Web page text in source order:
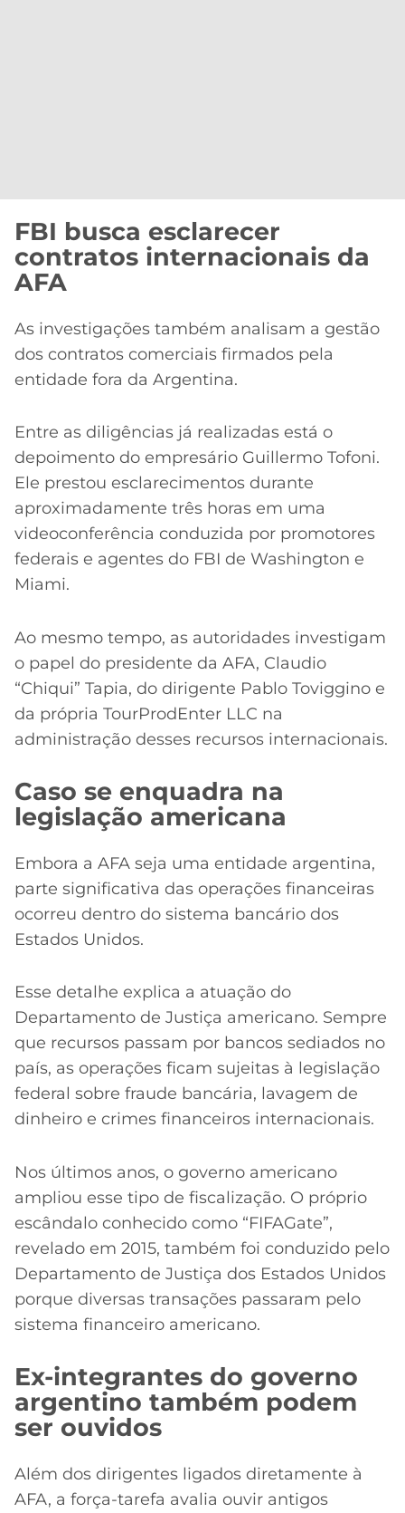
FBI busca esclarecer
contratos internacionais da
AFA
As investigações também analisam a gestão
dos contratos comerciais firmados pela
entidade fora da Argentina.
Entre as diligências já realizadas está o
depoimento do empresário Guillermo Tofoni.
Ele prestou esclarecimentos durante
aproximadamente três horas em uma
videoconferência conduzida por promotores
federais e agentes do FBI de Washington e
Miami.
Ao mesmo tempo, as autoridades investigam
o papel do presidente da AFA, Claudio
“Chiqui” Tapia, do dirigente Pablo Toviggino e
da própria TourProdEnter LLC na
administração desses recursos internacionais.
Caso se enquadra na
legislação americana
Embora a AFA seja uma entidade argentina,
parte significativa das operações financeiras
ocorreu dentro do sistema bancário dos
Estados Unidos.
Esse detalhe explica a atuação do
Departamento de Justiça americano. Sempre
que recursos passam por bancos sediados no
país, as operações ficam sujeitas à legislação
federal sobre fraude bancária, lavagem de
dinheiro e crimes financeiros internacionais.
Nos últimos anos, o governo americano
ampliou esse tipo de fiscalização. O próprio
escândalo conhecido como “FIFAGate”,
revelado em 2015, também foi conduzido pelo
Departamento de Justiça dos Estados Unidos
porque diversas transações passaram pelo
sistema financeiro americano.
Ex-integrantes do governo
argentino também podem
ser ouvidos
Além dos dirigentes ligados diretamente à
AFA, a força-tarefa avalia ouvir antigos